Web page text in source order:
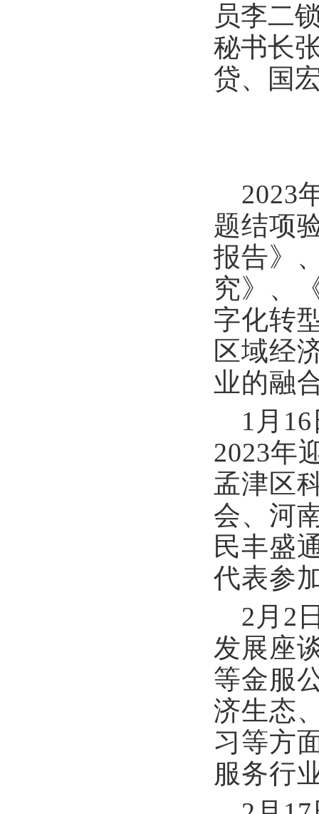
员李二
秘书长
贷、国
2023
题结项
报告》
究》、
字化转
区域经
业的融
1月
2023年
孟津区
会、河
民丰盛
代表参
2月2
发展座
等金服
济生态
习等方
服务行